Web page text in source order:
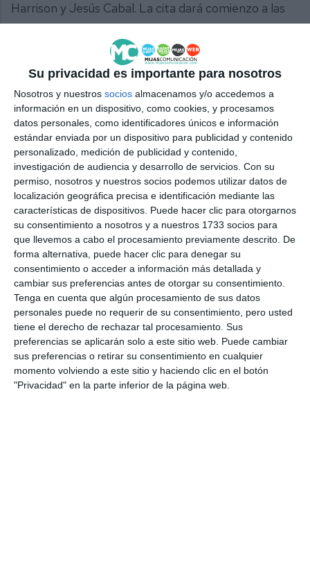
Su privacidad es importante para nosotros
Nosotros y nuestros socios almacenamos y/o accedemos a
información en un dispositivo, como cookies, y procesamos
datos personales, como identificadores únicos e información
estándar enviada por un dispositivo para publicidad y contenido
personalizado, medición de publicidad y contenido,
investigación de audiencia y desarrollo de servicios. Con su
permiso, nosotros y nuestros socios podemos utilizar datos de
localización geográfica precisa e identificación mediante las
características de dispositivos. Puede hacer clic para otorgarnos
su consentimiento a nosotros y a nuestros 1733 socios para
que llevemos a cabo el procesamiento previamente descrito. De
forma alternativa, puede hacer clic para denegar su
consentimiento o acceder a información más detallada y
cambiar sus preferencias antes de otorgar su consentimiento.
Tenga en cuenta que algún procesamiento de sus datos
personales puede no requerir de su consentimiento, pero usted
tiene el derecho de rechazar tal procesamiento. Sus
preferencias se aplicarán solo a este sitio web. Puede cambiar
sus preferencias o retirar su consentimiento en cualquier
momento volviendo a este sitio y haciendo clic en el botón
"Privacidad" en la parte inferior de la página web.
Harrison y Jesús Cabal. La cita dará comienzo a las
16 horas.
La agenda cultural del fin de semana se completa
con diversas exposiciones, como la muestra
fotográfica de Semana Santa en la Casa Museo de
Mijas Comunicación y el Ayuntamiento de Mijas, que
podrá visitarse hasta el 6 de abril; la exposición de
Héctor Ponce en la Casa de la Cultura de Las
Lagunas, disponible también hasta el día 6; la
exhibición de las artesanas Liana Popa y María José
Calvente en la Oficina de Turismo, que puede
visitarse hasta el lunes 30 de marzo; la muestra
‘Macro, de lo ínfimo a lo enorme’ de la Asociación
Fotográfica Asfoalh, de la Asociación Nuevo
Enfoque Mijas, disponible hasta el 10 de abril en la
urbanización El Coto, residencial Los Olivos, bloque
b, portal 2, local 25.